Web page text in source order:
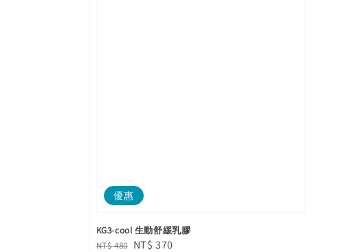
優惠
KG3-cool 生動舒緩乳膠
Regular
NT$ 480 Sale
NT$ 370